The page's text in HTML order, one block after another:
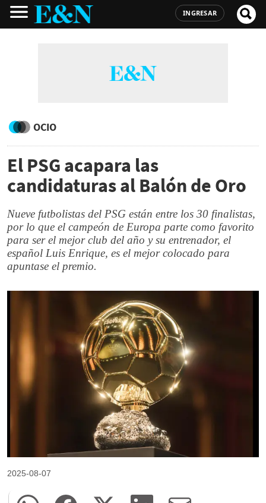
INGRESAR
OCIO
El PSG acapara las
candidaturas al Balón de Oro
Nueve futbolistas del PSG están entre los 30 finalistas,
por lo que el campeón de Europa parte como favorito
para ser el mejor club del año y su entrenador, el
español Luis Enrique, es el mejor colocado para
apuntase el premio.
2025-08-07